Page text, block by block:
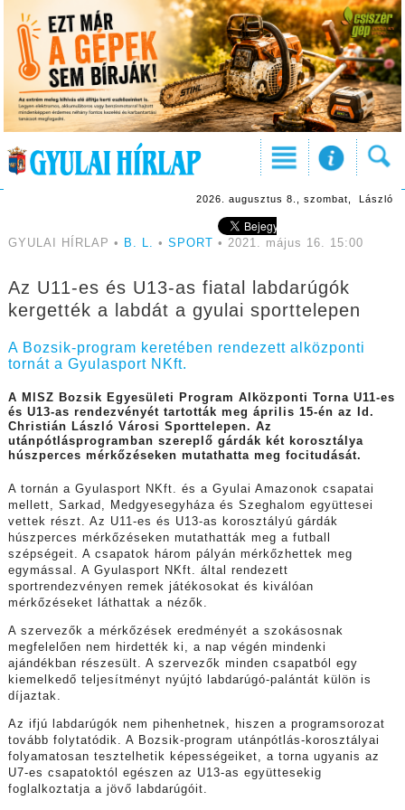
2026. augusztus 8., szombat, László
GYULAI HÍRLAP • B. L. • SPORT • 2021. május 16. 15:00
Az U11-es és U13-as fiatal labdarúgók
kergették a labdát a gyulai sporttelepen
A Bozsik-program keretében rendezett alközponti
tornát a Gyulasport NKft.
A MlSZ Bozsik Egyesületi Program Alközponti Torna U11-es
és U13-as rendezvényét tartották meg április 15-én az Id.
Christián László Városi Sporttelepen. Az
utánpótlásprogramban szereplő gárdák két korosztálya
húszperces mérkőzéseken mutathatta meg focitudását.
A tornán a Gyulasport NKft. és a Gyulai Amazonok csapatai
mellett, Sarkad, Medgyesegyháza és Szeghalom együttesei
vettek részt. Az U11-es és U13-as korosztályú gárdák
húszperces mérkőzéseken mutathatták meg a futball
szépségeit. A csapatok három pályán mérkőzhettek meg
egymással. A Gyulasport NKft. által rendezett
sportrendezvényen remek játékosokat és kiválóan
mérkőzéseket láthattak a nézők.
A szervezők a mérkőzések eredményét a szokásosnak
megfelelően nem hirdették ki, a nap végén mindenki
ajándékban részesült. A szervezők minden csapatból egy
kiemelkedő teljesítményt nyújtó labdarúgó-palántát külön is
díjaztak.
Az ifjú labdarúgók nem pihenhetnek, hiszen a programsorozat
tovább folytatódik. A Bozsik-program utánpótlás-korosztályai
folyamatosan tesztelhetik képességeiket, a torna ugyanis az
U7-es csapatoktól egészen az U13-as együttesekig
foglalkoztatja a jövő labdarúgóit.